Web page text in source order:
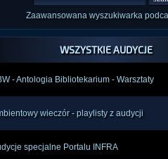
Zaawansowana wyszukiwarka
WSZYSTKIE AUDYCJE
- Antologia Bibliotekarium - Warsztaty
wieczór - playlisty z audycji
specjalne Portalu INFRA